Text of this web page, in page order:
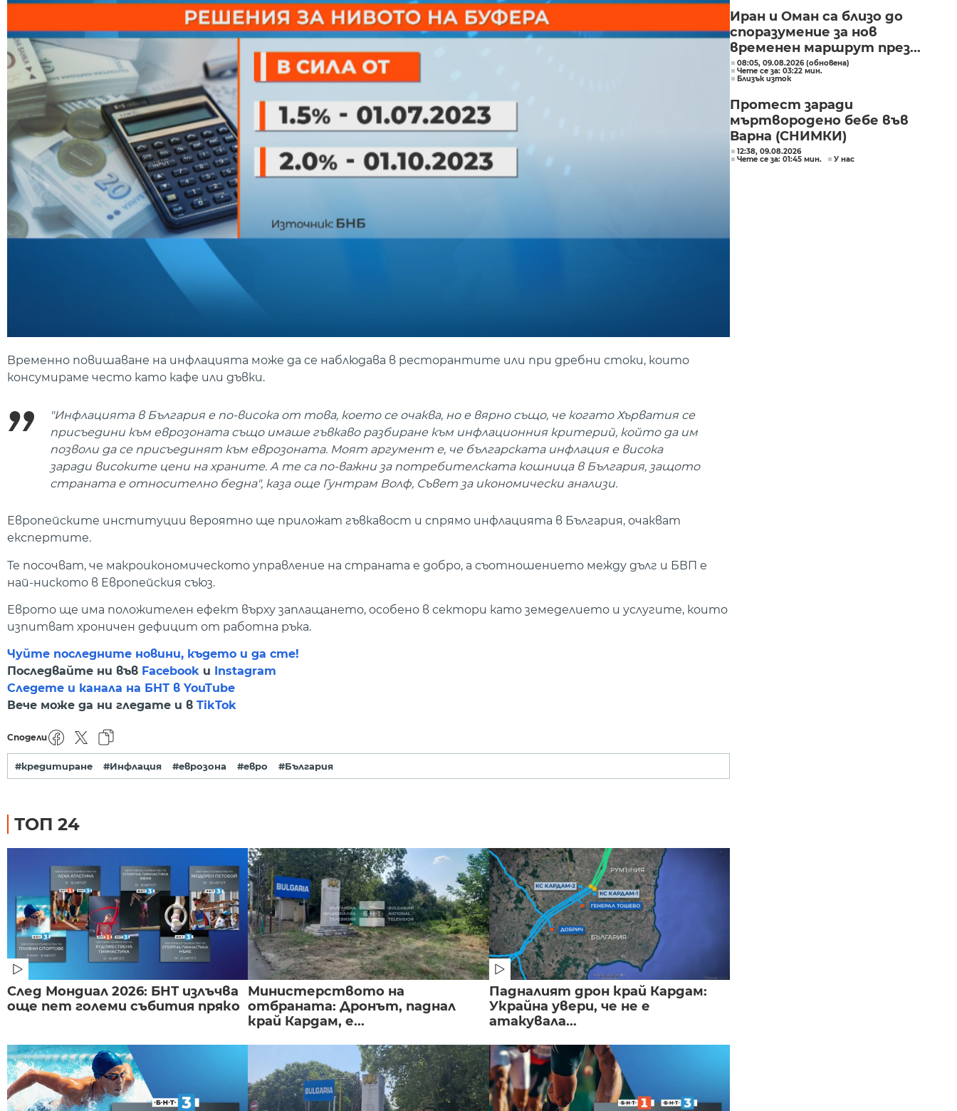
Временно повишаване на инфлацията може да се наблюдава в ресторантите или при дребни стоки, които
консумираме често като кафе или дъвки.
"Инфлацията в България е по-висока от това, което се очаква, но е вярно също, че когато Хърватия се
присъедини към еврозоната също имаше гъвкаво разбиране към инфлационния критерий, който да им
позволи да се присъединят към еврозоната. Моят аргумент е, че българската инфлация е висока
заради високите цени на храните. А те са по-важни за потребителската кошница в България, защото
страната е относително бедна", каза още Гунтрам Волф, Съвет за икономически анализи.
Европейските институции вероятно ще приложат гъвкавост и спрямо инфлацията в България, очакват
експертите.
Те посочват, че макроикономическото управление на страната е добро, а съотношението между дълг и БВП е
най-ниското в Европейския съюз.
Еврото ще има положителен ефект върху заплащането, особено в сектори като земеделието и услугите, които
изпитват хроничен дефицит от работна ръка.
Чуйте последните новини, където и да сте!
Последвайте ни във Facebook и
Instagram
Следете и канала на БНТ в YouTube
Вече може да ни гледате и в TikTok
Сподели
#кредитиране #Инфлация #еврозона #евро #България
ТОП 24
След Мондиал 2026: БНТ излъчва
още пет големи събития пряко
Министерството на
отбраната: Дронът, паднал
край Кардам, е...
Падналият дрон край Кардам:
Украйна увери, че не е
атакувала...
Иран и Оман са близо до
споразумение за нов
временен маршрут през...
08:05, 09.08.2026 (обновена)
Чете се за: 03:22 мин.
Близък изток
Протест заради
мъртвородено бебе във
Варна (СНИМКИ)
12:38, 09.08.2026
Чете се за: 01:45 мин.
У нас